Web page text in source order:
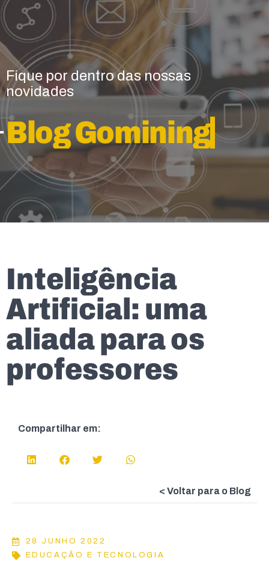
Fique por dentro das nossas
novidades
Blog Gomining
Inteligência
Artificial: uma
aliada para os
professores
Compartilhar em:
< Voltar para o Blog
28 JUNHO 2022
EDUCAÇÃO E TECNOLOGIA